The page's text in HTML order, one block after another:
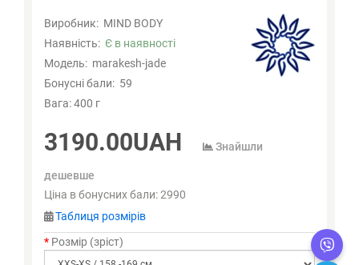
Виробник: MIND BODY
Наявність: Є в наявності
Модель: marakesh-jade
Бонусні бали: 59
Вага: 400 г
3190.00UAH Знайшли
дешевше
Ціна в бонусних бали:2990
Таблиця розмірів
Розмір (зріст)